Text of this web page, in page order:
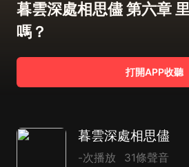
暮雲深處相思儘 第六章
嗎？
打開APP收聽
暮雲深處相思儘
-次播放 31條聲音